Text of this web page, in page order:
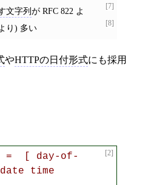
[7]
[8]
文字列が RFC 822 よ
り) 多い
やHTTPの日付形式にも採用
[2]
=  [ day-of-
time